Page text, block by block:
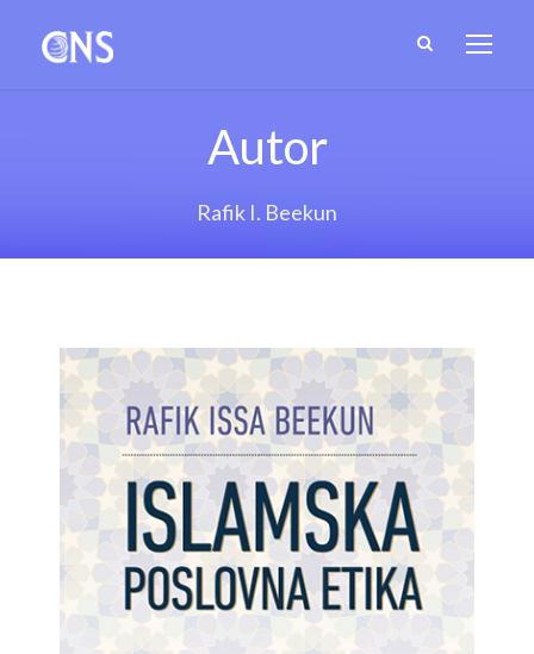
Autor
Rafik I. Beekun